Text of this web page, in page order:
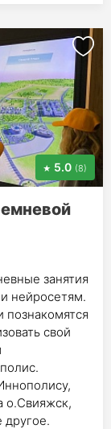
5.0 (8)
занятия
нейросетям.
познакомятся
свой
о.Свияжск,
другое.